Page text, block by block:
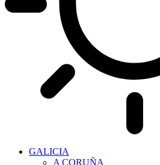
GALICIA
A CORUÑA